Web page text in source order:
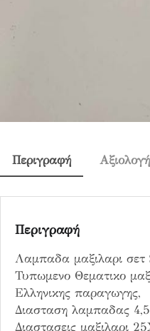
Περιγραφή
Περιγραφή
Λαμπαδα μαξιλαρι σετ
Τυπωμενο Θεματικο
Ελληνικης παραγωγης,
Διασταση λαμπαδας
Διαστασεις μαξιλαρι